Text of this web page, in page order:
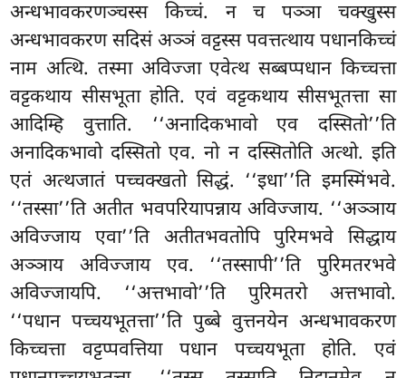
अन्धभावकरणञ्चस्स किच्चं. न च पञ्ञा चक्खुस्स
अन्धभावकरण सदिसं अञ्ञं वट्टस्स पवत्तत्थाय पधानकिच्चं
नाम अत्थि. तस्मा अविज्जा एवेत्थ सब्बप्पधान किच्चत्ता
वट्टकथाय सीसभूता होति. एवं वट्टकथाय सीसभूतत्ता सा
आदिम्हि वुत्ताति. ‘‘अनादिकभावो एव दस्सितो’’ति
अनादिकभावो दस्सितो एव. नो न दस्सितोति अत्थो. इति
एतं अत्थजातं पच्चक्खतो सिद्धं. ‘‘इधा’’ति इमस्मिंभवे.
‘‘तस्सा’’ति अतीत भवपरियापन्नाय अविज्जाय. ‘‘अञ्ञाय
अविज्जाय एवा’’ति अतीतभवतोपि पुरिमभवे सिद्धाय
अञ्ञाय अविज्जाय एव. ‘‘तस्सापी’’ति पुरिमतरभवे
अविज्जायपि. ‘‘अत्तभावो’’ति पुरिमतरो अत्तभावो.
‘‘पधान पच्चयभूतत्ता’’ति पुब्बे वुत्तनयेन अन्धभावकरण
किच्चत्ता वट्टप्पवत्तिया पधान पच्चयभूता होति. एवं